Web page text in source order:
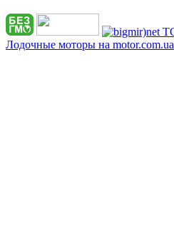
Лодочные моторы на motor.com.ua